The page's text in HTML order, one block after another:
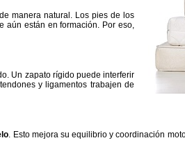
manera natural. Los pies de los
están en formación. Por eso,
Un zapato rígido puede interferir
y ligamentos trabajen de
. Esto mejora su equilibrio y coordinación